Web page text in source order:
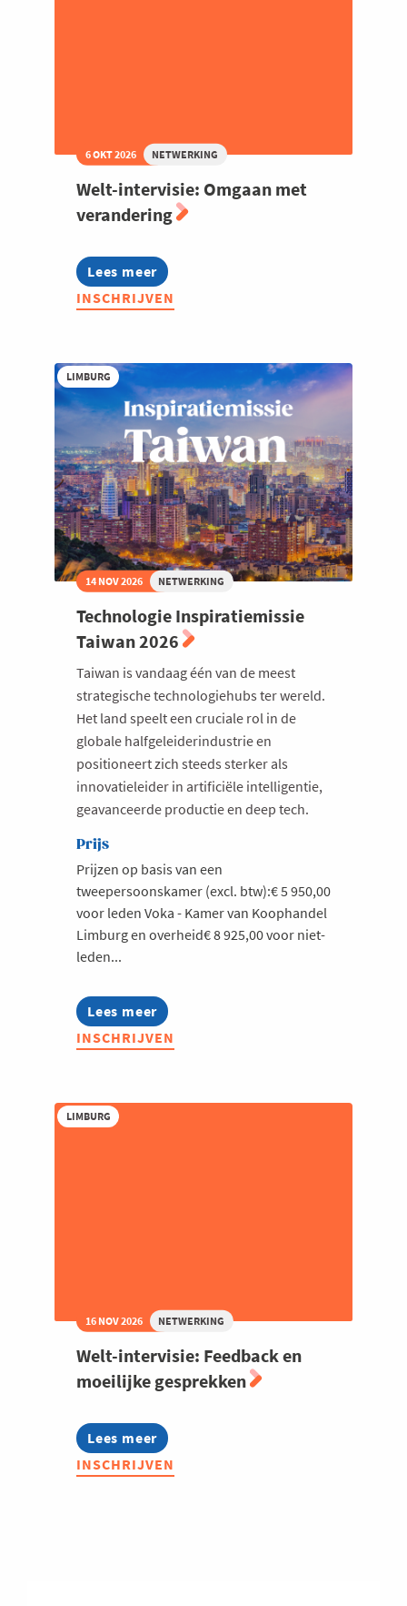
6 OKT 2026 NETWERKING
Welt-intervisie: Omgaan met
verandering
Lees meer
about
Welt-
intervisie:
INSCHRIJVEN
LIMBURG
14 NOV 2026 NETWERKING
Technologie Inspiratiemissie
Taiwan 2026
Taiwan is vandaag één van de meest
strategische technologiehubs ter wereld.
Het land speelt een cruciale rol in de
globale halfgeleiderindustrie en
positioneert zich steeds sterker als
innovatieleider in artificiële intelligentie,
geavanceerde productie en deep tech.
Prijs
Prijzen op basis van een
tweepersoonskamer (excl. btw):€ 5 950,00
voor leden Voka - Kamer van Koophandel
Limburg en overheid€ 8 925,00 voor niet-
leden...
Lees meer
about
Technologie
Inspiratiemissie
INSCHRIJVEN
LIMBURG
16 NOV 2026 NETWERKING
Welt-intervisie: Feedback en
moeilijke gesprekken
Lees meer
about
Welt-
intervisie:
INSCHRIJVEN